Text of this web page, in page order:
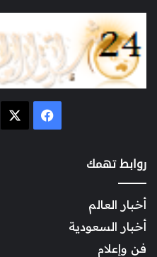
فيسبوك
روابط تهمك
أخبار العالم
أخبار السعودية
فن وإعلام